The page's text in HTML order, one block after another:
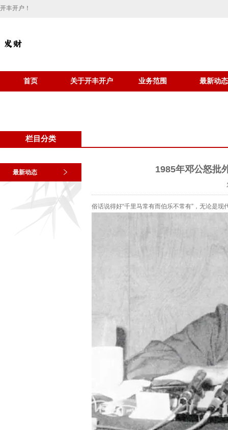
开丰开户！
首页 关于开丰开户 业务范围 最新动态
栏目分类
最新动态 1985年邓公怒批
俗话说得好“千里马常有而伯乐不常有”，无论是